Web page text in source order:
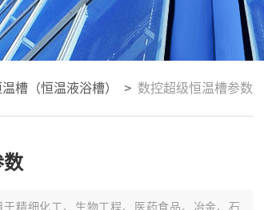
槽（恒温液浴槽） > 数控超级恒温槽参数
数
精细化工、生物工程、医药食品、冶金、石